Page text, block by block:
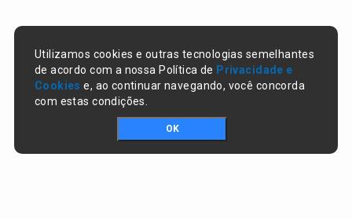
Utilizamos cookies e outras tecnologias semelhantes
de acordo com a nossa Política de Privacidade e
Cookies e, ao continuar navegando, você concorda
com estas condições.
OK